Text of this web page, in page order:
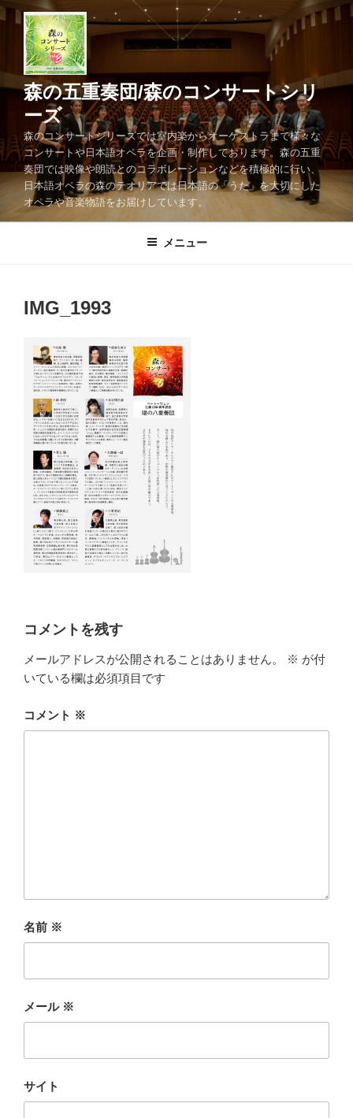
コ
ツ
キ
ッ
プ
森の五重奏団/森のコンサートシリ
ーズ
森のコンサートシリーズでは室内楽からオーケストラまで様々な
コンサートや日本語オペラを企画・制作しております。森の五重
奏団では映像や朗読とのコラボレーションなどを積極的に行い、
日本語オペラの森のテオリアでは日本語の「うた」を大切にした
オペラや音楽物語をお届けしています。
メニュー
IMG_1993
コメントを残す
メールアドレスが公開されることはありません。 ※ が付
いている欄は必須項目です
コメント ※
名前 ※
メール ※
サイト